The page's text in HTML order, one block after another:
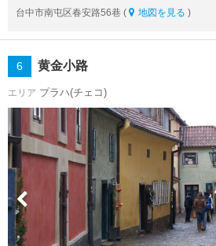
台中市南屯区春安路56巷 ( 地図を見る )
6 黄金小路
エリア プラハ(チェコ)